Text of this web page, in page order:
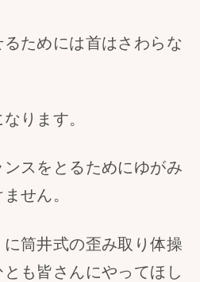
ためには首はさわらな
ります。
スをとるためにゆがみ
せん。
筒井式の歪み取り体操
も皆さんにやってほし